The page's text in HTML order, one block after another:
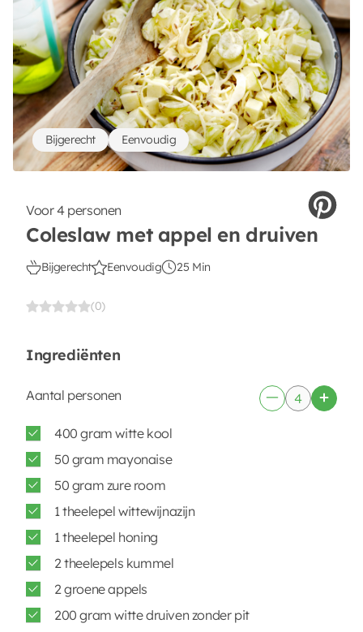
Voor 4 personen
Coleslaw met appel en druiven
Bijgerecht Eenvoudig 25 Min
(0)
Bijgerecht Eenvoudig
Ingrediënten
Aantal personen
400 gram witte kool
50 gram mayonaise
50 gram zure room
1 theelepel wittewijnazijn
1 theelepel honing
2 theelepels kummel
2 groene appels
200 gram witte druiven zonder pit